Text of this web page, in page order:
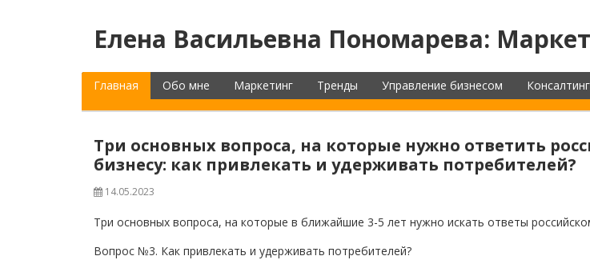
Елена Васильевна Пономарева:
Главная Обо мне Маркетинг Тренды Управление бизнесом Консалтинг
Три основных вопроса, на которые нужно ответить
бизнесу: как привлекать и удерживать потребителей?
14.05.2023
Три основных вопроса, на которые в ближайшие 3-5 лет нужно искать ответы
Вопрос №3. Как привлекать и удерживать потребителей?